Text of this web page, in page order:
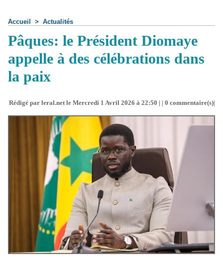
Accueil > Actualités
Pâques: le Président Diomaye
appelle à des célébrations dans
la paix
Rédigé par leral.net le Mercredi 1 Avril 2026 à 22:50 | | 0 commentaire(s)|